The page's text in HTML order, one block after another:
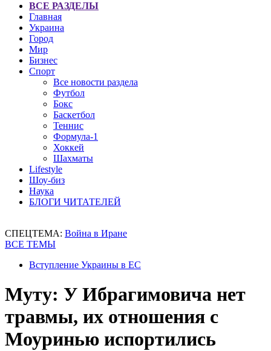
ВСЕ РАЗДЕЛЫ
Главная
Украина
Город
Мир
Бизнес
Спорт
Все новости раздела
Футбол
Бокс
Баскетбол
Теннис
Формула-1
Хоккей
Шахматы
Lifestyle
Шоу-биз
Наука
БЛОГИ ЧИТАТЕЛЕЙ
СПЕЦТЕМА: Война в Иране
ВСЕ ТЕМЫ
Вступление Украины в ЕС
Муту: У Ибрагимовича нет
травмы, их отношения с
Моуринью испортились